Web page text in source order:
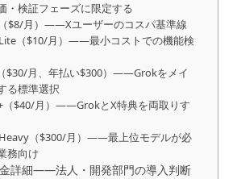
検証フェーズに限定する
$8/月）——Xユーザーのコスパ基準線
（$10/月）——最小コストでの機能検
$30/月、年払い$300）——Grokをメイ
る標準選択
（$40/月）——GrokとX特典を両取りす
（$300/月）——最上位モデルが必
務向け
詳細——法人・開発部門の導入判断